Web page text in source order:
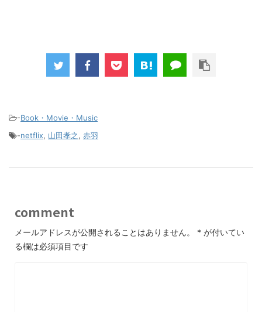
-Book・Movie・Music
-netflix, 山田孝之, 赤羽
comment
メールアドレスが公開されることはありません。 * が付いてい
る欄は必須項目です